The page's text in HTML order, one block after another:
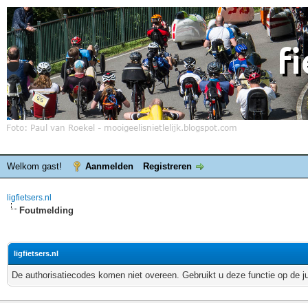
Welkom gast! Aanmelden Registreren
ligfietsers.nl
Foutmelding
ligfietsers.nl
De authorisatiecodes komen niet overeen. Gebruikt u deze functie op de